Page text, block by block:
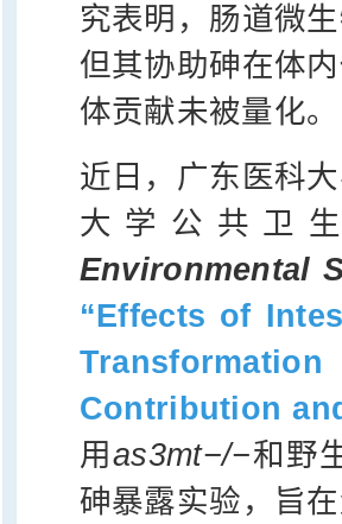
究表明，肠道微
但其协助砷在体
体贡献未被量化。
近日，广东医科
大学公共卫
Environmental
“Effects of
Contribution
用as3mt−/−和野
砷暴露实验，旨